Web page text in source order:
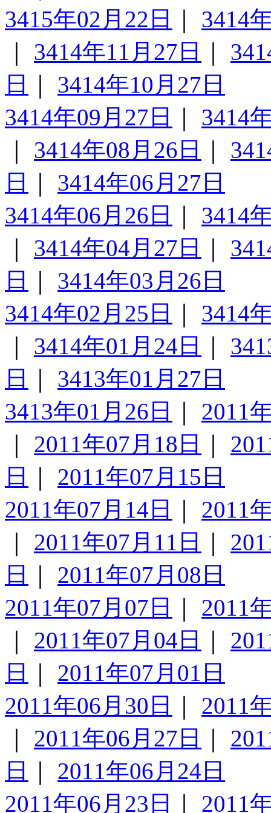
3415年02月22日
3414
3414年11月27日
日
3414年10月27日
3414年09月27日
3414
3414年08月26日
日
3414年06月27日
3414年06月26日
3414
3414年04月27日
日
3414年03月26日
3414年02月25日
3414
3414年01月24日
日
3413年01月27日
3413年01月26日
2011
2011年07月18日
日
2011年07月15日
2011年07月14日
2011
2011年07月11日
日
2011年07月08日
2011年07月07日
2011
2011年07月04日
日
2011年07月01日
2011年06月30日
2011
2011年06月27日
日
2011年06月24日
2011年06月23日
2011